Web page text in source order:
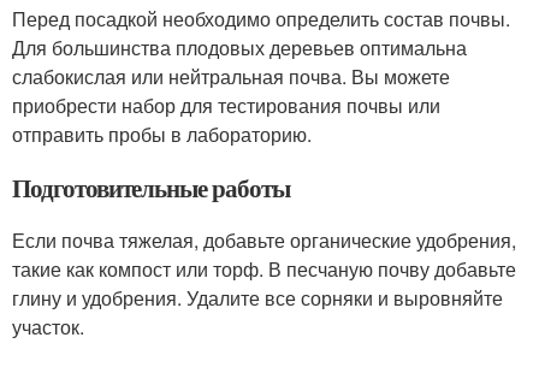
Перед посадкой необходимо определить состав почвы.
Для большинства плодовых деревьев оптимальна
слабокислая или нейтральная почва. Вы можете
приобрести набор для тестирования почвы или
отправить пробы в лабораторию.
Подготовительные работы
Если почва тяжелая, добавьте органические удобрения,
такие как компост или торф. В песчаную почву добавьте
глину и удобрения. Удалите все сорняки и выровняйте
участок.